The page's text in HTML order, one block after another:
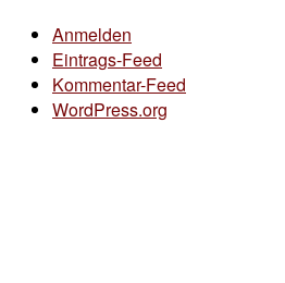
Anmelden
Eintrags-Feed
Kommentar-Feed
WordPress.org